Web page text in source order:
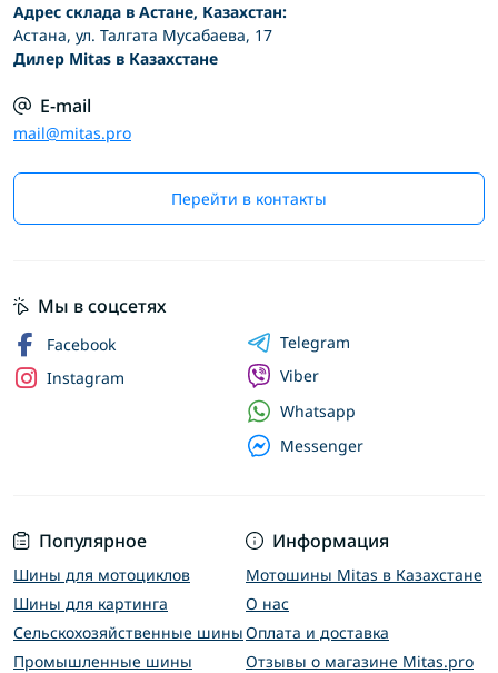
Адрес склада в Астане, Казахстан:
Астана, ул. Талгата Мусабаева, 17
Дилер Mitas в Казахстане
E-mail
mail@mitas.pro
Перейти в контакты
Популярное
Шины для мотоциклов
Шины для картинга
Сельскохозяйственные шины
Промышленные шины
Информация
Мотошины Mitas в Казахстане
О нас
Оплата и доставка
Отзывы о магазине Mitas.pro
Мы в соцсетях
Facebook
Instagram
Telegram
Viber
Whatsapp
Messenger